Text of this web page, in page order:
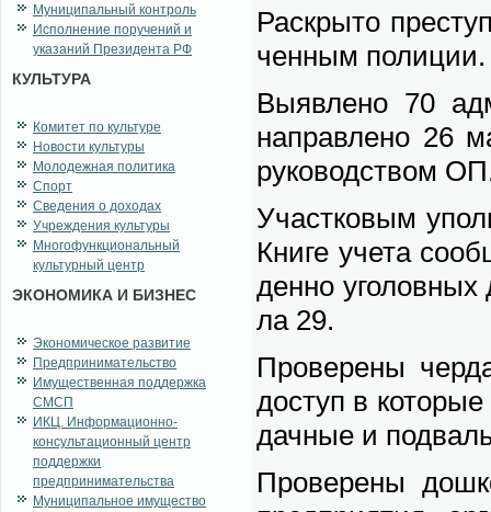
Муниципальный контроль
Исполнение поручений и
указаний Президента РФ
КУЛЬТУРА
Комитет по культуре
Новости культуры
Молодежная политика
Спорт
Сведения о доходах
Учреждения культуры
Многофункциональный
культурный центр
ЭКОНОМИКА И БИЗНЕС
Экономическое развитие
Предпринимательство
Имущественная поддержка
СМСП
ИКЦ. Информационно-
консультационный центр
поддержки
предпринимательства
Муниципальное имущество
Рас­кры­то
чен­ным по­ли­ции.
Вы­яв­ле­но 70
на­прав­ле­но 26
ру­ко­вод­ством
Участ­ко­вым
Кни­ге уче­та
ден­но уго­лов­ных
ла 29.
Про­ве­ре­ны
до­ступ в
дач­ные и
Про­ве­ре­ны